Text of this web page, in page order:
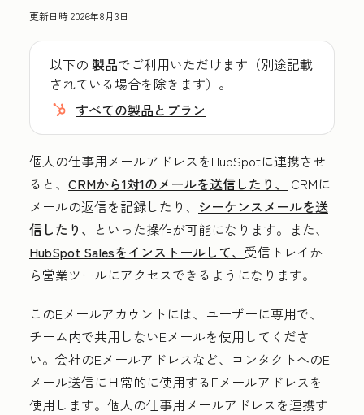
更新日時2026年8月3日
以下の 製品でご利用いただけます（別途記載
されている場合を除きます）。
すべての製品とプラン
個人の仕事用メールアドレスをHubSpotに連携させ
ると、 CRMから1対1のメールを送信したり、
CRMに
メールの返信を記録したり、 シーケンスメールを送
信したり、 といった操作が可能になります。また、
HubSpot Salesをインストールして、 受信トレイか
ら営業ツールにアクセスできるようになります。
このEメールアカウントには、ユーザーに専用で、
チーム内で共用しないEメールを使用してくださ
い。会社のEメールアドレスなど、コンタクトへのE
メール送信に日常的に使用するEメールアドレスを
使用します。個人の仕事用メールアドレスを連携す